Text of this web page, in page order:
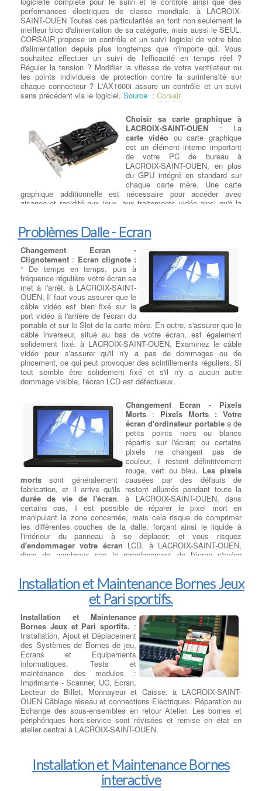
Réparation sur Ordi Portables
Dépannage : ventilateur de
ordinateur: Souvent, un
ventilateur d'ordinateur à
LACROIX-SAINT-OUEN
commencera à émettre d'étranges
bruits de grincement ou des
vibrations en vitesse de pointe.
Parfois, il n'y a aucun
ventilateur de pc faiblira progressivement ou s'arrête
silencieusement. Si l'un des ventilateurs d'ordi est arrêté, vérifiez
qu'il est bien connecté à son alimentation. Si le ventilateur à
LACROIX-SAINT-OUEN est connecté et ne tourne toujours pas
malgré la surchauffe du processeur concerné,
il doit être
rapidement remplacé et la pâte thermique changée . Le
ventilateur de CPU ou de processeur est monté à l'arrière du
boîtier pour évacuer l'air chaud. Les ventilateurs d'extraction
peuvent également être montés sur le dessus du boîtier, tandis
que les ventilateurs d'admission sont généralement montés sur
l'ordi reste chaud ou est instable, vous pouvez ajouter d'autres
ventilateurs ou bien effectuer une réparation de l'ensemble du
système de refroidissement du PC. Si votre boîtier ne peut plus
supporter de ventilateurs ou devient trop fort, vous pouvez aussi
envisagez un refroidissement liquide à LACROIX-SAINT-
OUEN.: Devis Réparateur Ordi Portable
performances électriques de classe mondiale. à LACROIX-
SAINT-OUEN Toutes ces particularités en font non seulement le
meilleur bloc d'alimentation de sa catégorie, mais aussi le SEUL.
CORSAIR propose un contrôle et un suivi logiciel de votre bloc
d'alimentation depuis plus longtemps que n'importe qui. Vous
souhaitez effectuer un suivi de l'efficacité en temps réel ?
Réguler la tension ? Modifier la vitesse de votre ventilateur ou
les points individuels de protection contre la surintensité sur
chaque connecteur ? L'AX1600i assure un contrôle et un suivi
sans précédent via le logiciel. Source : Corsair
Choisir sa carte graphique à
LACROIX-SAINT-OUEN : La
carte vidéoou carte graphique
est un élément interne important
de votre PC de bureau à
LACROIX-SAINT-OUEN, en plus
du GPU intégré en standard sur
chaque carte mère. Une carte
graphique additionnelle est nécessaire pour accéder avec
aisance et rapidité aux jeux, aux traitements vidéo ainsi qu'à la
bureautique, car les cartes mères actuelles intègrent un
graphiquesuffisant. En revanche, si vous êtes un Gamer averti
à LACROIX-SAINT-OUEN, avez un
écran haute résolution, ou
connectez plusieurs écrans, ou utilisez la vidéo en 4k ou alors
utilisez des casques de réalité virtuelle vous devrez vous équiper
d'unecarte graphique gamerpuissante avec puce NVIDIA ou
AMD. les caractéristiques de la carte graphique à LACROIX-
SAINT-OUEN telles que la mémoire , la fréquence ou le type de
bus vous seront demandés. En fonction des applications
installées à LACROIX-SAINT-OUEN, vous pouvez choisir des
mémoires de 1 Go à 12 Go, des interfaces Pci, Pci-express 8x
ou 16x, des puces Graphiques AMD Radeon HD , R5, R7, R9 ou
RX,NVIDIA GeForce GT710, 730, 1030, 1050, 1060, 1070 ou
GT 1080, des types de refroidissements Actifs, Passif ou
Watercooling, les types de connecteurs vidéo : Vga, Dvi, Hdmi et
Displayport.
LACROIX-SAINT-OUEN:
Lorsque vous êtes prêt à faire
passer votre entreprise au niveau
supérieur avec une impression
haute vitesse toujours nette et
professionnelle, aucun produit ne
se compare à l' imprimante laser .
Surpasser les performances et
l'efficacité des imprimantes à jet
d'encre , une imprimante laser de petite entreprise peut vous
permettre de rester productive sans les frais généraux et la
maintenance que de nombreux modèles commerciaux coûteux
exigent. à LACROIX-SAINT-OUEN Trouvez la meilleure
imprimante laser de bureau pour vos besoins spécifiques dans
notre liste des meilleures imprimantes. Les cartouches de toner
HP tirent parti de la technologie HP JetIntelligence pour utiliser la
quantité de toner adaptée à vos besoins. La technologie anti-
maintenant capables de fournir plus d'impression entre les
remplacements, à LACROIX-SAINT-OUEN souvent à un coût
réduit par page. Les imprimantes HP présentent également
cartouches d'imprimante Toner HP sont préinstallées, vous
pouvez donc démarrer le premier travail d'impression plus
rapidement. Prenez en compte ces modèles HP optimisés pour
une grande variété de secteurs, de tailles de bureaux et de
besoins de sécurité.
Problèmes Dalle - Ecran
Changement Ecran -
Clignotement : Ecran clignote :
° De temps en temps, puis à
fréquence régulière votre écran se
met à l'arrêt. à LACROIX-SAINT-
OUEN, Il faut vous assurer que le
câble vidéo est bien fixé sur le
port vidéo à l'arrière de l'écran du
portable et sur le Slot de la carte mère. En outre, s'assurer que le
câble inverseur, situé au bas de votre écran, est également
solidement fixé. à LACROIX-SAINT-OUEN, Examinez le câble
vidéo pour s'assurer qu'il n'y a pas de dommages ou de
pincement, ce qui peut provoquer des scintillements réguliers. Si
tout semble être solidement fixé et s'il n'y a aucun autre
dommage visible, l'écran LCD est défectueux.
Changement Ecran - Pixels
Morts : Pixels Morts : Votre
écran d'ordinateur portablea de
petits points noirs ou blancs
répartis sur l'écran; ou certains
pixels ne changent pas de
couleur, il restent définitivement
rouge, vert ou bleu. Les pixels
morts sont généralement causées par des défauts de
fabrication, et il arrive qu'ils restent allumés pendant toute la
durée de vie de l'écran. à LACROIX-SAINT-OUEN, dans
certains cas, il est possible de réparer le pixel mort en
manipulant la zone concernée, mais cela risque de comprimer
les différentes couches de la dalle, forçant ainsi le liquide à
l'intérieur du panneau à se déplacer; et vous risquez
d'endommager votre écran LCD. à LACROIX-SAINT-OUEN,
dans de nombreux cas le remplacement de l'écran s'avère
Changement Ecran - lignes
Ligne fines :° Un
défaut de l'écran du portable dans
lequel l'affichage présente des
lignes fines verticales ou
horizontales n'est pas due à un
défaut de flux vidéo ou de carte
graphique. à LACROIX-SAINT-
OUEN, ° Connectez votre ordinateur portable à un moniteur
externe via la prise VGA et, si l'image est apparaît normalement
sur le moniteur externe, il s'agit probablement d'un problème
avec l'écran LCD.
Installation et Maintenance Bornes Jeux
et Pari sportifs.
Installation et Maintenance
Bornes Jeux et Pari sportifs. :
Installation, Ajout et Déplacement
des Systèmes de Bornes de jeu,
Ecrans et Equipements
informatiques. Tests et
maintenance des modules :
Imprimante - Scanner, UC, Ecran,
Lecteur de Billet, Monnayeur et Caisse. à LACROIX-SAINT-
OUEN Câblage réseau et connections Electriques. Réparation ou
Echange des sous-ensembles en retour Atelier. Les bornes et
périphériques hors-service sont révisées et remise en état en
atelier central à LACROIX-SAINT-OUEN.
Installation et Maintenance Bornes
interactive